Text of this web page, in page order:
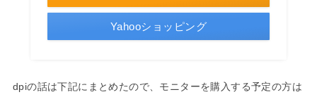
Yahooショッピング
dpiの話は下記にまとめたので、モニターを購入する予定の方は